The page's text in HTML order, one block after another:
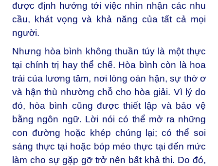
được định hướng tới việc nhìn nhận các nhu
cầu, khát vọng và khả năng của tất cả mọi
người.
Nhưng hòa bình không thuần túy là một thực
tại chính trị hay thể chế. Hòa bình còn là hoa
trái của lương tâm, nơi lòng oán hận, sự thờ ơ
và hận thù nhường chỗ cho hòa giải. Vì lý do
đó, hòa bình cũng được thiết lập và bảo vệ
bằng ngôn ngữ. Lời nói có thể mở ra những
con đường hoặc khép chúng lại; có thể soi
sáng thực tại hoặc bóp méo thực tại đến mức
làm cho sự gặp gỡ trở nên bất khả thi. Do đó,